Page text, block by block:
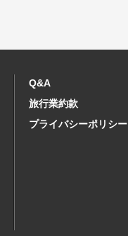
Q&A
旅行業約款
プライバシーポリシー